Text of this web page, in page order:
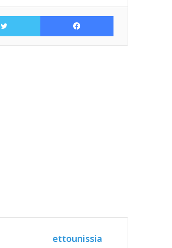
فيسبوك
ettounissia